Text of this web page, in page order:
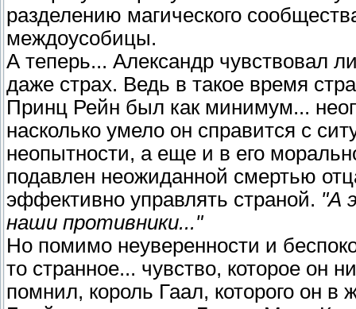
разделению магического
междоусобицы.
А теперь... Александр чувствовал
даже страх. Ведь в такое время
Принц Рейн был как минимум...
насколько умело он справится с
неопытности, а еще и в его
подавлен неожиданной смертью
эффективно управлять страной. "А
наши противники..."
Но помимо неуверенности и
то странное... чувство, которое он
помнил, король Гаал, которого он